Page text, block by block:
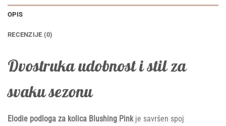
OPIS
RECENZIJE (0)
Dvostruka udobnost i stil za
svaku sezonu
Elodie podloga za kolica Blushing Pinkje savršen spoj